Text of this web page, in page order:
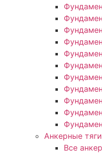
Анкерные тяги
Все